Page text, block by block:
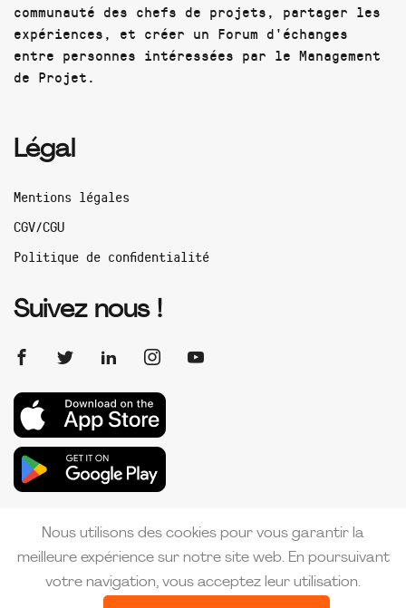
communauté des chefs de projets, partager les
expériences, et créer un Forum d'échanges
entre personnes intéressées par le Management
de Projet.
Légal
Mentions légales
CGV/CGU
Politique de confidentialité
Suivez nous !
Copyright 2026 PMI France | Créé par
Nous utilisons des cookies pour vous garantir la
meilleure expérience sur notre site web. En poursuivant
votre navigation, vous acceptez leur utilisation.